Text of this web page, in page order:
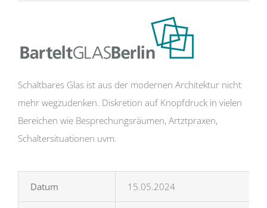
Schaltbares Glas ist aus der modernen Architektur nicht
mehr wegzudenken. Diskretion auf Knopfdruck in vielen
Bereichen wie Besprechungsräumen, Artztpraxen,
Schaltersituationen uvm.
Datum 15.05.2024